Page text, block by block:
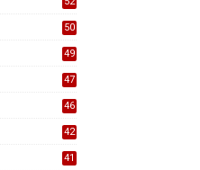
50
49
47
46
42
41